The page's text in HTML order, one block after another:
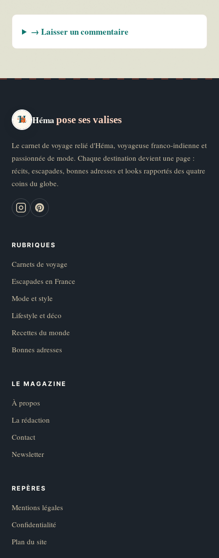
→ Laisser un commentaire
Hémapose ses valises
Le carnet de voyage relié d'Héma, voyageuse franco-indienne et
passionnée de mode. Chaque destination devient une page :
récits, escapades, bonnes adresses et looks rapportés des quatre
coins du globe.
RUBRIQUES
Carnets de voyage
Escapades en France
Mode et style
Lifestyle et déco
Recettes du monde
Bonnes adresses
LE MAGAZINE
À propos
La rédaction
Contact
Newsletter
REPÈRES
Mentions légales
Confidentialité
Plan du site